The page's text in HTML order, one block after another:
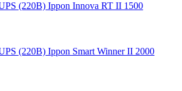
(220В) Ippon Innova RT II 1500
(220В) Ippon Smart Winner II 2000